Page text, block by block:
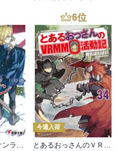
ソードアート・オンライン29 ユナイタル・リングVIII
6位
今週入荷
とあるおっさんのＶＲＭＭＯ活動記34